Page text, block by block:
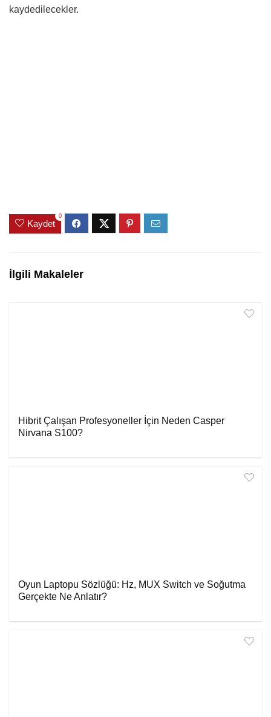
kaydedilecekler.
Kaydet
0
İlgili Makaleler
Hibrit Çalışan Profesyoneller İçin Neden Casper
Nirvana S100?
Oyun Laptopu Sözlüğü: Hz, MUX Switch ve Soğutma
Gerçekte Ne Anlatır?